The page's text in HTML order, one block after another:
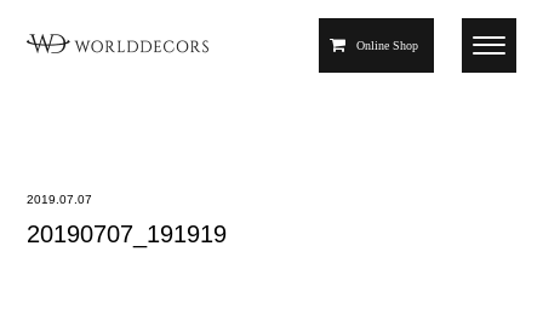
Online Shop
2019.07.07
20190707_191919